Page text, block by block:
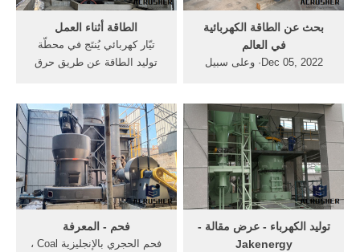
الطاقة أثناء العمل
تيّار كهربائي يُنتَج في محطّة
توليد الطاقة عن طريق حرق
راديو. ... العلم الامة الامية
الجهل الكذب الام الاب الوالدين
عقوق بر حل اسئلة درس
الانفاق ...
بحث عن الطاقة الكهربائية
في العالم
Dec 05, 2022· وعلى سبيل
الطاقة الكهربائية اللازمة
للاستهلاك اليومي من محطة
توليد كهرباء تعمل بالرياح يبلغ
طول شفرة مروحتها 25 مترا .
فحم - المعرفة
فحم الحجري بالإنجليزية Coal ،
توليد الكهرباء - عرض مقالة -
Jakenergy